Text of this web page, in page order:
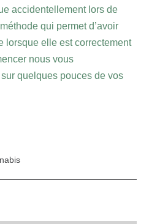
accidentellement lors de
qui permet d’avoir
lorsque elle est correctement
nous vous
quelques pouces de vos